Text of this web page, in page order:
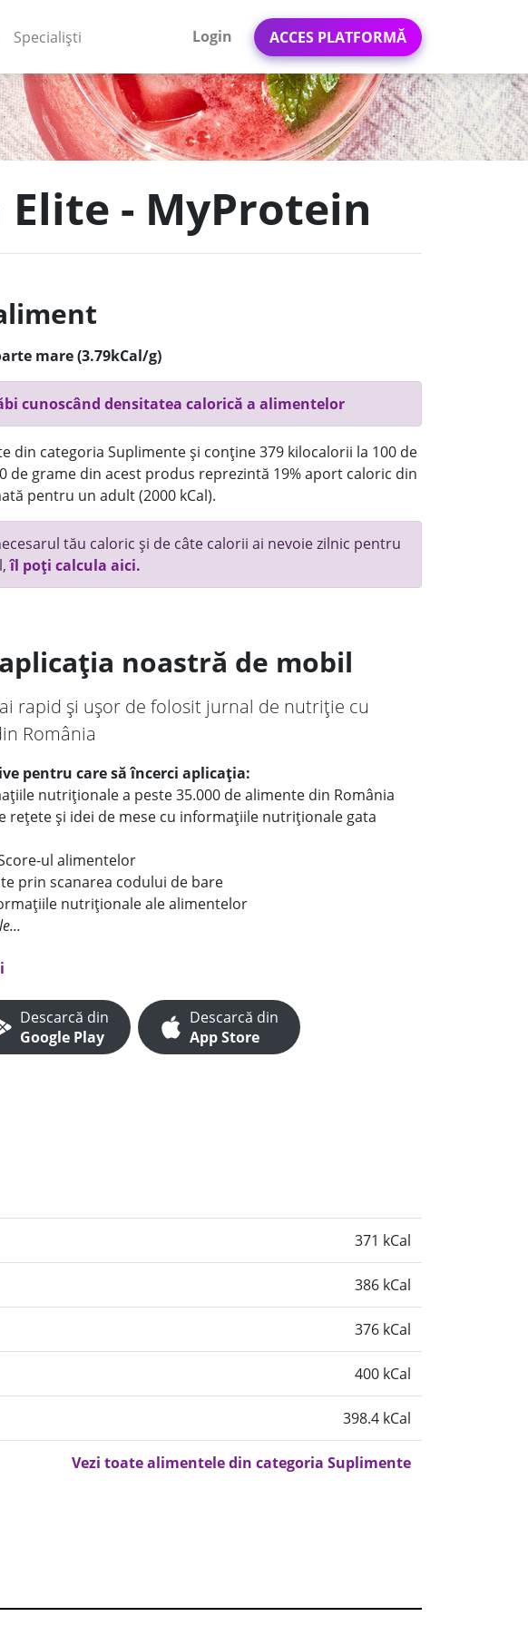
Specialiști Login ACCES PLATFORMĂ
Elite - MyProtein
mare (3.79kCal/g)
cunoscând densitatea calorică a alimentelor
din categoria Suplimente și conține 379 kilocalorii la 100 de
de grame din acest produs reprezintă 19% aport caloric din
pentru un adult (2000 kCal).
tău caloric și de câte calorii ai nevoie zilnic pentru
îl poți calcula aici.
noastră de mobil
rapid și ușor de folosit jurnal de nutriție cu
România
pentru care să încerci aplicația:
nutriționale a peste 35.000 de alimente din România
rețete și idei de mese cu informațiile nutriționale gata
ul alimentelor
prin scanarea codului de bare
nutriționale ale alimentelor
Descarcă din
Google Play
Descarcă din
App Store
371 kCal
386 kCal
376 kCal
400 kCal
398.4 kCal
Vezi toate alimentele din categoria Suplimente